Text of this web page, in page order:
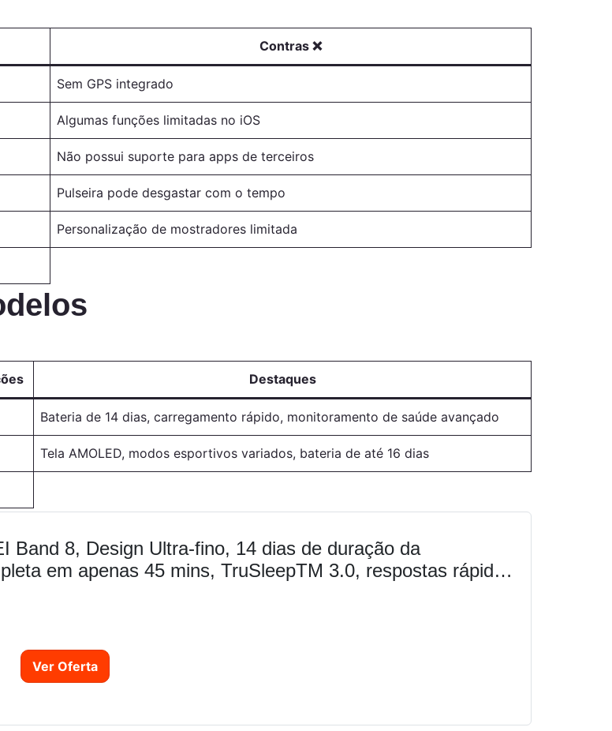
Contras ❌
Sem GPS integrado
Algumas funções limitadas no iOS
Não possui suporte para apps de terceiros
Pulseira pode desgastar com o tempo
Personalização de mostradores limitada
Destaques
Bateria de 14 dias, carregamento rápido, monitoramento de saúde avançado
Tela AMOLED, modos esportivos variados, bateria de até 16 dias
Band 8, Design Ultra-fino, 14 dias de duração da
em apenas 45 mins, TruSleepTM 3.0, respostas rápidas
Ver Oferta